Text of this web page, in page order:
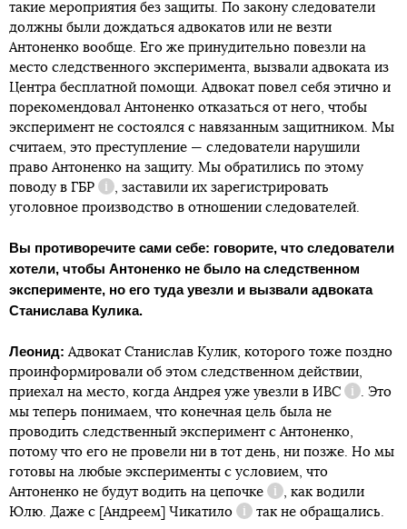
такие мероприятия без защиты. По закону следователи
должны были дождаться адвокатов или не везти
Антоненко вообще. Его же принудительно повезли на
место следственного эксперимента, вызвали адвоката из
Центра бесплатной помощи. Адвокат повел себя этично и
порекомендовал Антоненко отказаться от него, чтобы
эксперимент не состоялся с навязанным защитником. Мы
считаем, это преступление — следователи нарушили
право Антоненко на защиту. Мы обратились по этому
поводу в ГБР
Справка
, заставили их зарегистрировать
уголовное производство в отношении следователей.
Вы противоречите сами себе: говорите, что следователи
хотели, чтобы Антоненко не было на следственном
эксперименте, но его туда увезли и вызвали адвоката
Станислава Кулика.
Леонид: Адвокат Станислав Кулик, которого тоже поздно
проинформировали об этом следственном действии,
приехал на место, когда Андрея уже увезли в ИВС
Справка
. Это
мы теперь понимаем, что конечная цель была не
проводить следственный эксперимент с Антоненко,
потому что его не провели ни в тот день, ни позже. Но мы
готовы на любые эксперименты с условием, что
Антоненко не будут водить на цепочке
Справка
водили на цепочке по
улице
, как водили
Юлю. Даже с [Андреем] Чикатило
Справка
так не обращались.